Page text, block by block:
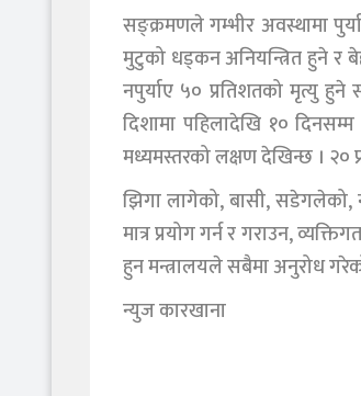
सङ्क्रमणले गम्भीर अवस्थामा
मुटुको धड्कन अनियन्त्रित हुने र
नपुर्याए ५० प्रतिशतको मृत्यु
दिशामा पहिलादेखि १०
मध्यमस्तरको लक्षण देखिन्छ । २०
झिगा लागेको, बासी, सडेगलेको,
मात्र प्रयोग गर्न र गराउन,
हुन मन्त्रालयले सबैमा अनुरोध
न्युज कारखाना